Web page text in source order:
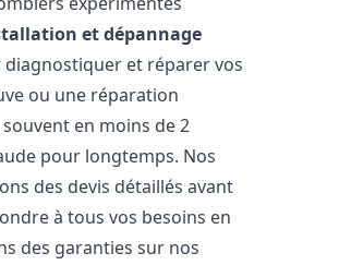
et dépannage
et réparer vos
ou une réparation
en moins de 2
pour longtemps. Nos
des devis détaillés avant
à tous vos besoins en
des garanties sur nos